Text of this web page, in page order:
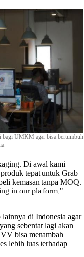
bagi UMKM agar bisa bertumbuh
Di awal kami
tepat untuk Grab
kemasan tanpa MOQ.
in our platform,"
lainnya di Indonesia agar
sebentar lagi akan
bisa menambah
lebih luas terhadap